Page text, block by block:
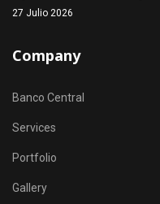
27 Julio 2026
Company
Banco Central
Services
Portfolio
Gallery